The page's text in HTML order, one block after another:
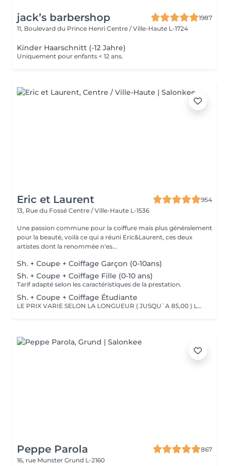
jack’s barbershop
1987
11, Boulevard du Prince Henri Centre / Ville-Haute L-1724
Kinder Haarschnitt (-12 Jahre)
Uniquement pour enfants < 12 ans.
Eric et Laurent
954
13, Rue du Fossé Centre / Ville-Haute L-1536
Une passion commune pour la coiffure mais plus généralement
pour la beauté, voilà ce qui a réuni Eric&Laurent, ces deux
artistes dont la renommée n'es...
Sh. + Coupe + Coiffage Garçon (0-10ans)
Sh. + Coupe + Coiffage Fille (0-10 ans)
Tarif adapté selon les caractéristiques de la prestation.
Sh. + Coupe + Coiffage Étudiante
LE PRIX VARIE SELON LA LONGUEUR ( JUSQU`A 85,00 ) Les remises sont valables uniquement mardi-mercredi-jeudi sur les prestations couleur, toner et balayage (-10%)
Peppe Parola
867
16, rue Munster Grund L-2160